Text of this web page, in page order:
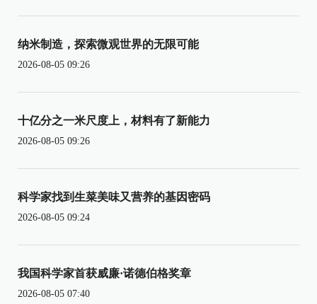
纳米制造，探索微观世界的无限可能
2026-08-05 09:26
十亿分之一米尺度上，材料有了新能力
2026-08-05 09:26
科学家找到生菜美味又营养的基因密码
2026-08-05 09:24
我国科学家首获威廉·诺德伯格奖章
2026-08-05 07:40